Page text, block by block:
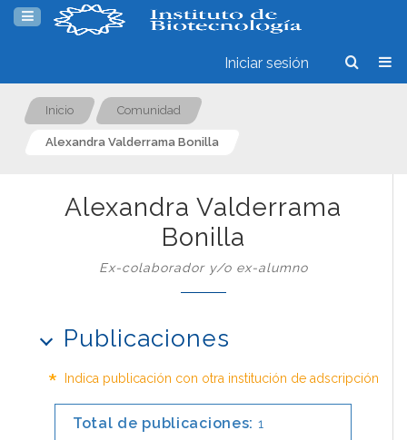
Iniciar sesión
Inicio Comunidad
Alexandra Valderrama Bonilla
Alexandra Valderrama
Bonilla
Ex-colaborador y/o ex-alumno
Publicaciones
* Indica publicación con otra institución de adscripción
Total de publicaciones: 1